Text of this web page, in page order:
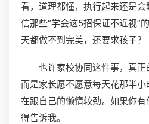
看，道理都懂，执行起来还是
信那些“学会这5招保证不近视”
天都做不到完美，还要求孩子？
也许家校协同这件事，真正
而是家长愿不愿意每天花那半
在跟自己的懒惰较劲。如果你
得告诉我。